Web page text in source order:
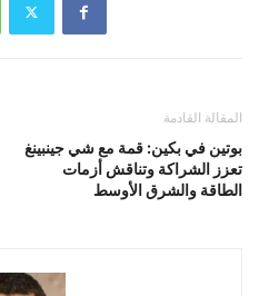
المقالة القادمة
بوتين في بكين: قمة مع شي جينبينغ
تعزز الشراكة وتناقش أزمات
الطاقة والشرق الأوسط